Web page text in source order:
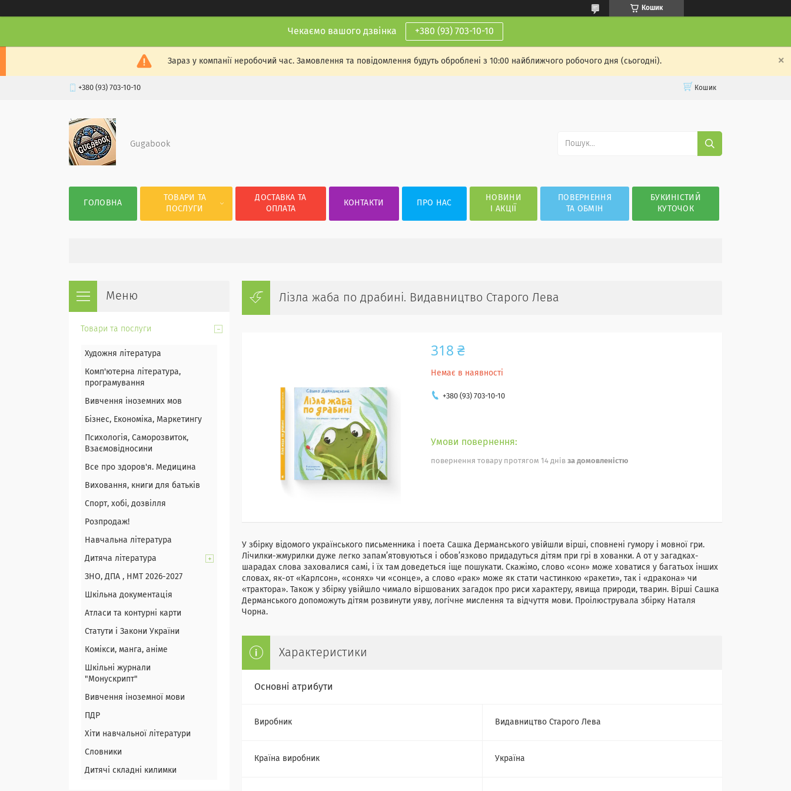
Кошик
Чекаємо вашого дзвінка +380 (93) 703-10-10
Зараз у компанії неробочий час. Замовлення та повідомлення будуть оброблені з 10:00 найближчого робочого дня (сьогодні).
+380 (93) 703-10-10 Кошик
Gugabook
ГОЛОВНА
ТОВАРИ ТА
ПОСЛУГИ
ДОСТАВКА ТА
ОПЛАТА
КОНТАКТИ ПРО НАС
НОВИНИ
І АКЦІЇ
ПОВЕРНЕННЯ
ТА ОБМІН
БУКИНІСТИЙ
КУТОЧОК
Лізла жаба по драбині. Видавництво Старого Лева
318 ₴
Немає в наявності
+380 (93) 703-10-10
повернення товару протягом 14 днів за домовленістю
У збірку відомого українського письменника і поета Сашка Дерманського увійшли вірші, сповнені гумору і мовної гри.
Лічилки-жмурилки дуже легко запам’ятовуються і обов’язково придадуться дітям при грі в хованки. А от у загадках-
шарадах слова заховалися самі, і їх там доведеться іще пошукати. Скажімо, слово «сон» може ховатися у багатьох інших
словах, як-от «Карлсон», «сонях» чи «сонце», а слово «рак» може як стати частинкою «ракети», так і «дракона» чи
«трактора». Також у збірку увійшло чимало віршованих загадок про риси характеру, явища природи, тварин. Вірші Сашка
Дерманського допоможуть дітям розвинути уяву, логічне мислення та відчуття мови. Проілюструвала збірку Наталя
Чорна.
Характеристики
Основні атрибути
Виробник Видавництво Старого Лева
Країна виробник Україна
Товари та послуги
Художня література
Комп'ютерна література,
програмування
Вивчення іноземних мов
Бізнес, Економіка, Маркетингу
Психологія, Саморозвиток,
Взаємовідносини
Все про здоров'я. Медицина
Виховання, книги для батьків
Спорт, хобі, дозвілля
Розпродаж!
Навчальна література
Дитяча література
ЗНО, ДПА , НМТ 2026-2027
Шкільна документація
Атласи та контурні карти
Статути і Закони України
Комікси, манга, аніме
Шкільні журнали
"Монускрипт"
Вивчення іноземної мови
ПДР
Хіти навчальної літератури
Словники
Дитячі складні килимки